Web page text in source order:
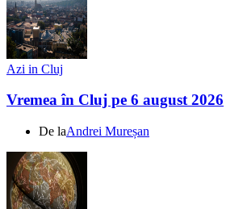
Azi in Cluj
Vremea în Cluj pe 6 august 2026
De laAndrei Mureșan